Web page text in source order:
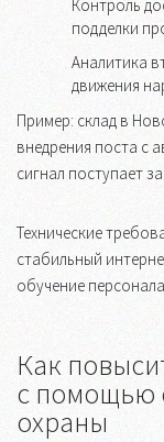
Контроль
подделки
Аналитика
движения
Пример: склад в
внедрения поста с
сигнал поступает
Технические
стабильный
обучение
Как
с помощью
охраны